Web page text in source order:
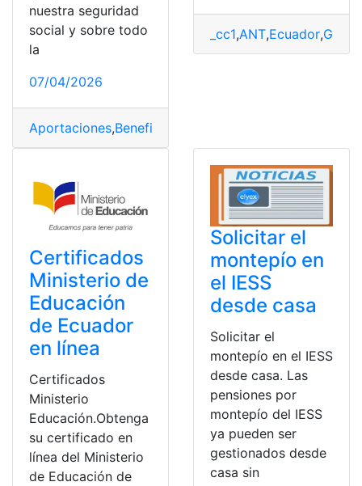
nuestra seguridad
social y sobre todo
la
07/04/2026
Aportaciones,Beneficios
_cc1,ANT,Ecuador,
Certificados
Ministerio de
Educación
de Ecuador
en línea
Certificados
Ministerio
Educación.Obtenga
su certificado en
línea del Ministerio
de Educación de
Solicitar el
montepío en
el IESS
desde casa
Solicitar el
montepío en el IESS
desde casa. Las
pensiones por
montepío del IESS
ya pueden ser
gestionados desde
casa sin